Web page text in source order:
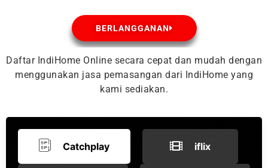
BERLANGGANAN
Daftar IndiHome Online secara cepat dan mudah dengan
menggunakan jasa pemasangan dari IndiHome yang
kami sediakan.
Catchplay iflix